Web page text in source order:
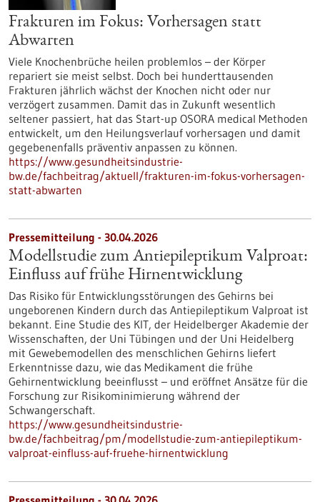
Frakturen im Fokus: Vorhersagen statt
Abwarten
Viele Knochenbrüche heilen problemlos – der Körper
repariert sie meist selbst. Doch bei hunderttausenden
Frakturen jährlich wächst der Knochen nicht oder nur
verzögert zusammen. Damit das in Zukunft wesentlich
seltener passiert, hat das Start-up OSORA medical Methoden
entwickelt, um den Heilungsverlauf vorhersagen und damit
gegebenenfalls präventiv anpassen zu können.
https://www.gesundheitsindustrie-
bw.de/fachbeitrag/aktuell/frakturen-im-fokus-vorhersagen-
statt-abwarten
Pressemitteilung - 30.04.2026
Modellstudie zum Antiepileptikum Valproat:
Einfluss auf frühe Hirnentwicklung
Das Risiko für Entwicklungsstörungen des Gehirns bei
ungeborenen Kindern durch das Antiepileptikum Valproat ist
bekannt. Eine Studie des KIT, der Heidelberger Akademie der
Wissenschaften, der Uni Tübingen und der Uni Heidelberg
mit Gewebemodellen des menschlichen Gehirns liefert
Erkenntnisse dazu, wie das Medikament die frühe
Gehirnentwicklung beeinflusst – und eröffnet Ansätze für die
Forschung zur Risikominimierung während der
Schwangerschaft.
https://www.gesundheitsindustrie-
bw.de/fachbeitrag/pm/modellstudie-zum-antiepileptikum-
valproat-einfluss-auf-fruehe-hirnentwicklung